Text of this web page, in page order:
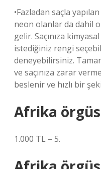
•Fazladan saçla
neon olanlar da dahil
gelir. Saçınıza
istediğiniz rengi
deneyebilirsiniz.
ve saçınıza zarar
beslenir ve hızlı bir
Afrika
1.000 TL – 5.